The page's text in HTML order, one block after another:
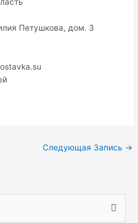
Петушкова, дом. 3
Следующая Запись →